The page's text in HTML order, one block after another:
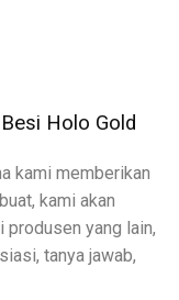
Holo Gold
kami memberikan
kami akan
produsen yang lain,
tanya jawab,